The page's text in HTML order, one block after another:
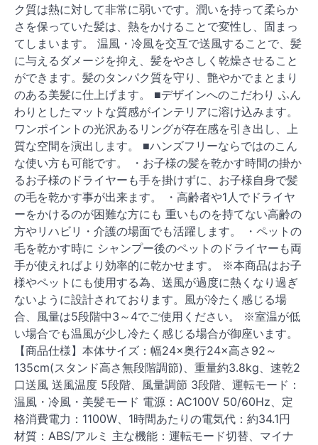
ク質は熱に対して非常に弱いです。潤いを持って柔らか
さを保っていた髪は、熱をかけることで変性し、固まっ
てしまいます。 温風・冷風を交互で送風することで、髪
に与えるダメージを抑え、髪をやさしく乾燥させること
ができます。髪のタンパク質を守り、艶やかでまとまり
のある美髪に仕上げます。 ■デザインへのこだわり ふん
わりとしたマットな質感がインテリアに溶け込みます。
ワンポイントの光沢あるリングが存在感を引き出し、上
質な空間を演出します。 ■ハンズフリーならではのこん
な使い方も可能です。 ・お子様の髪を乾かす時間の掛か
るお子様のドライヤーも手を掛けずに、お子様自身で髪
の毛を乾かす事が出来ます。 ・高齢者や1人でドライヤ
ーをかけるのが困難な方にも 重いものを持てない高齢の
方やリハビリ・介護の場面でも活躍します。 ・ペットの
毛を乾かす時に シャンプー後のペットのドライヤーも両
手が使えればより効率的に乾かせます。 ※本商品はお子
様やペットにも使用する為、送風が過度に熱くなり過ぎ
ないように設計されております。風が冷たく感じる場
合、風量は5段階中3～4でご使用ください。 ※室温が低
い場合でも温風が少し冷たく感じる場合が御座います。
【商品仕様】本体サイズ：幅24×奥行24×高さ92～
135cm(スタンド高さ無段階調節)、重量約3.8kg、速乾2
口送風 送風温度 5段階、風量調節 3段階、運転モード：
温風・冷風・美髪モード 電源：AC100V 50/60Hz、定
格消費電力：1100W、1時間あたりの電気代：約34.1円
材質：ABS/アルミ 主な機能：運転モード切替、マイナ